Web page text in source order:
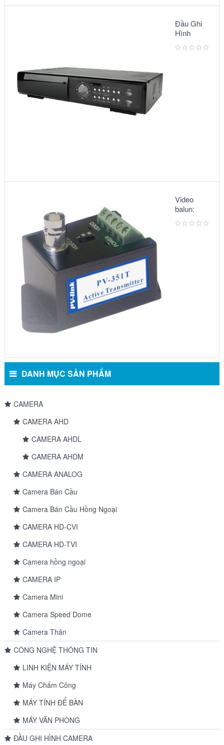
Đầu Ghi
Hình
Camera:
MODEL
Video
balun:
METSUKI
MS-351T
DANH MỤC SẢN PHẨM
CAMERA
CAMERA AHD
CAMERA AHDL
CAMERA AHDM
CAMERA ANALOG
Camera Bán Cầu
Camera Bán Cầu Hồng Ngoại
CAMERA HD-CVI
CAMERA HD-TVI
Camera hồng ngoại
CAMERA IP
Camera Mini
Camera Speed Dome
Camera Thân
CÔNG NGHỆ THÔNG TIN
LINH KIỆN MÁY TÍNH
Máy Chấm Công
MÁY TÍNH ĐỂ BÀN
MÁY VĂN PHÒNG
ĐẦU GHI HÌNH CAMERA